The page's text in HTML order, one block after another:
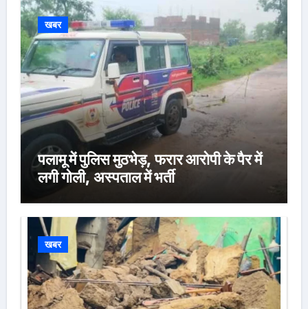
खबर
पलामू में पुलिस मुठभेड़, फरार आरोपी के पैर में
लगी गोली, अस्पताल में भर्ती
खबर